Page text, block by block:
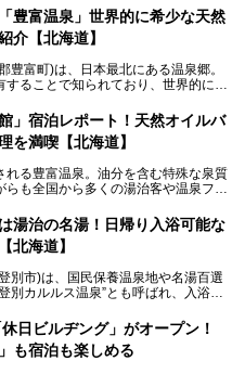
銭湯「湯屋・サーモン」にて、メンズ
ルクオムの「ONE DAY KIT」を数量
します。
い。※6月13日配布開始、なくなり次
クオム【PR】
クオム商品のPR記事です。
豊富温泉」世界的に希少な天然
介【北海道】
豊富町)は、日本最北にある温泉郷。
ることで知られており、世界的にも
、遠隔地ながらも全国から湯治・療養
れます。
で豊富温泉の“天然オイルバス”をレポ
帰り入浴施設をはじめ、宿泊施設・ア
」宿泊レポート！天然オイルバ
を満喫【北海道】
れる豊富温泉。油分を含む特殊な泉質
も全国から多くの湯治客や温泉ファ
温泉の開湯当初から営業する老舗旅
と名物のバター料理に定評があり、
、パブリックスペース・客室など宿の
します！
湯治の名湯！日帰り入浴可能な
北海道】
別市)は、国民保養温泉地や名湯百選
別カルルス温泉”とも呼ばれ、入浴剤
的な存在で、今も湯治場的な要素が
。
日ビルヂング」がオープン！
も宿泊も楽しめる